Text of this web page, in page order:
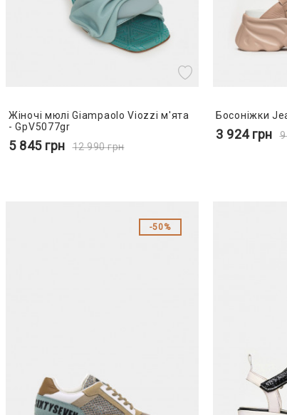
Жіночі мюлі Giampaolo Viozzi м'ята
- GpV5077gr
5 845 грн 12 990грн
Босоніжки
3 924грн
50%